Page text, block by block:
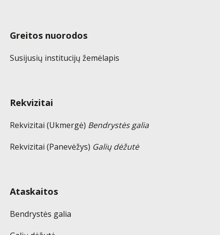
Greitos nuorodos
Susijusių institucijų žemėlapis
Rekvizitai
Rekvizitai (Ukmergė) Bendrystės galia
Rekvizitai (Panevėžys) Galių dėžutė
Ataskaitos
Bendrystės galia